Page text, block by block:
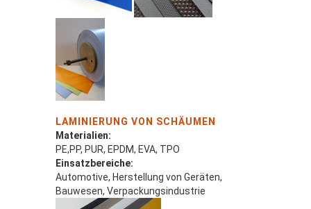
LAMINIERUNG VON SCHÄUMEN
Materialien:
PE,PP, PUR, EPDM, EVA, TPO
Einsatzbereiche:
Automotive, Herstellung von Geräten,
Bauwesen, Verpackungsindustrie